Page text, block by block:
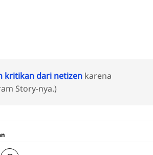
kritikan dari netizen karena
Story-nya.)